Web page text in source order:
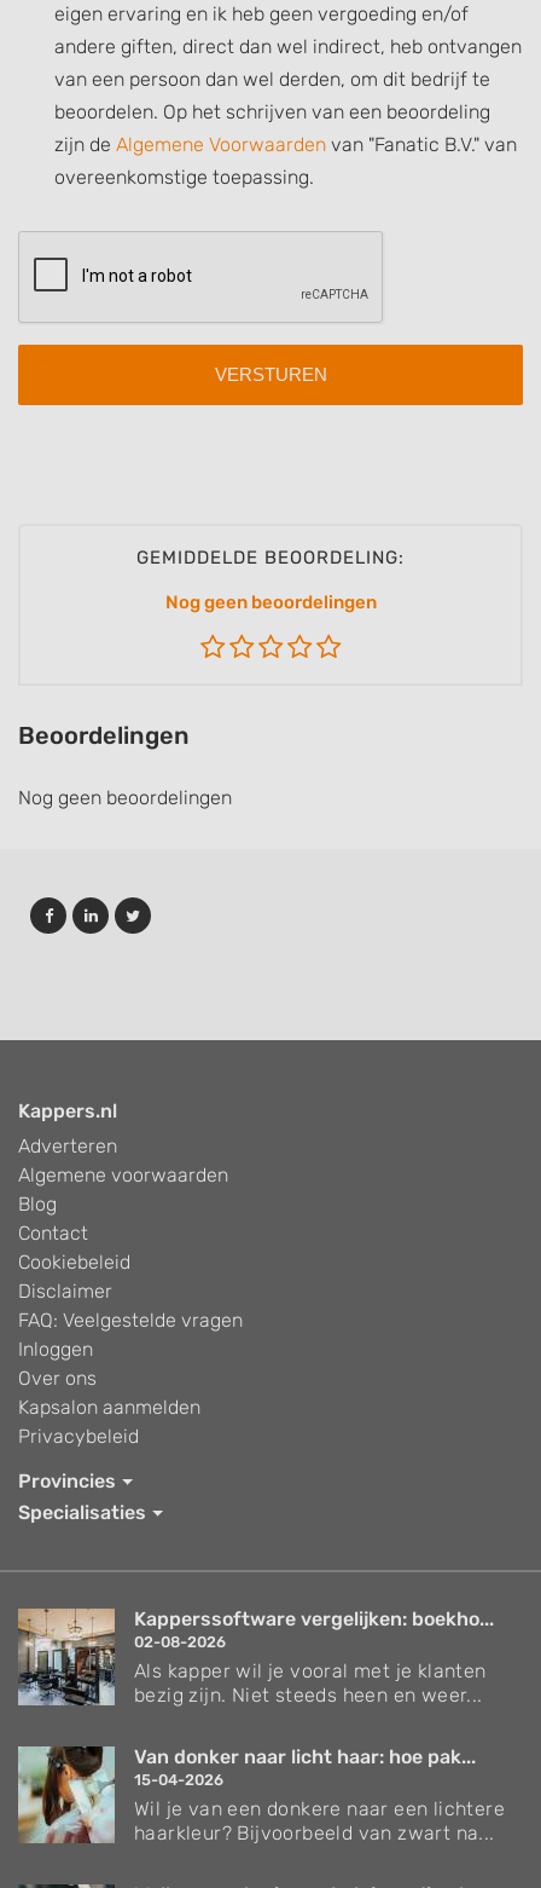
eigen ervaring en ik heb geen vergoeding en/of
andere giften, direct dan wel indirect, heb ontvangen
van een persoon dan wel derden, om dit bedrijf te
beoordelen. Op het schrijven van een beoordeling
zijn de Algemene Voorwaarden van "Fanatic B.V." van
overeenkomstige toepassing.
GEMIDDELDE BEOORDELING:
Nog geen beoordelingen
Beoordelingen
Nog geen beoordelingen
Kappers.nl
Adverteren
Algemene voorwaarden
Blog
Contact
Cookiebeleid
Disclaimer
FAQ: Veelgestelde vragen
Inloggen
Over ons
Kapsalon aanmelden
Privacybeleid
Provincies
Specialisaties
Kapperssoftware vergelijken: boekho...
02-08-2026
Als kapper wil je vooral met je klanten
bezig zijn. Niet steeds heen en weer...
Van donker naar licht haar: hoe pak...
15-04-2026
Wil je van een donkere naar een lichtere
haarkleur? Bijvoorbeeld van zwart na...
Understand audiences through statistics
or combinations of data from different
sources
Develop and improve services
Use limited data to select content
Use precise geolocation data
Identify devices based on information
Non-IAB processing purposes: